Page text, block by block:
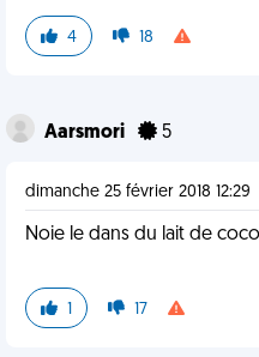
4 18
Aarsmori 5
dimanche 25 février 2018 12:29
Noie le dans du lait de
1 17